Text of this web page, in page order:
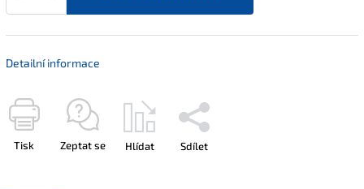
Detailní informace
Tisk Zeptat se Hlídat Sdílet